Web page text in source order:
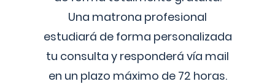
Una matrona profesional
estudiará de forma personalizada
tu consulta y responderá vía mail
en un plazo máximo de 72 horas.